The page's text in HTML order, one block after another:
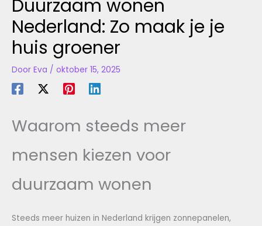
Duurzaam wonen
Nederland: Zo maak je je
huis groener
Door Eva / oktober 15, 2025
Waarom steeds meer
mensen kiezen voor
duurzaam wonen
Steeds meer huizen in Nederland krijgen zonnepanelen,